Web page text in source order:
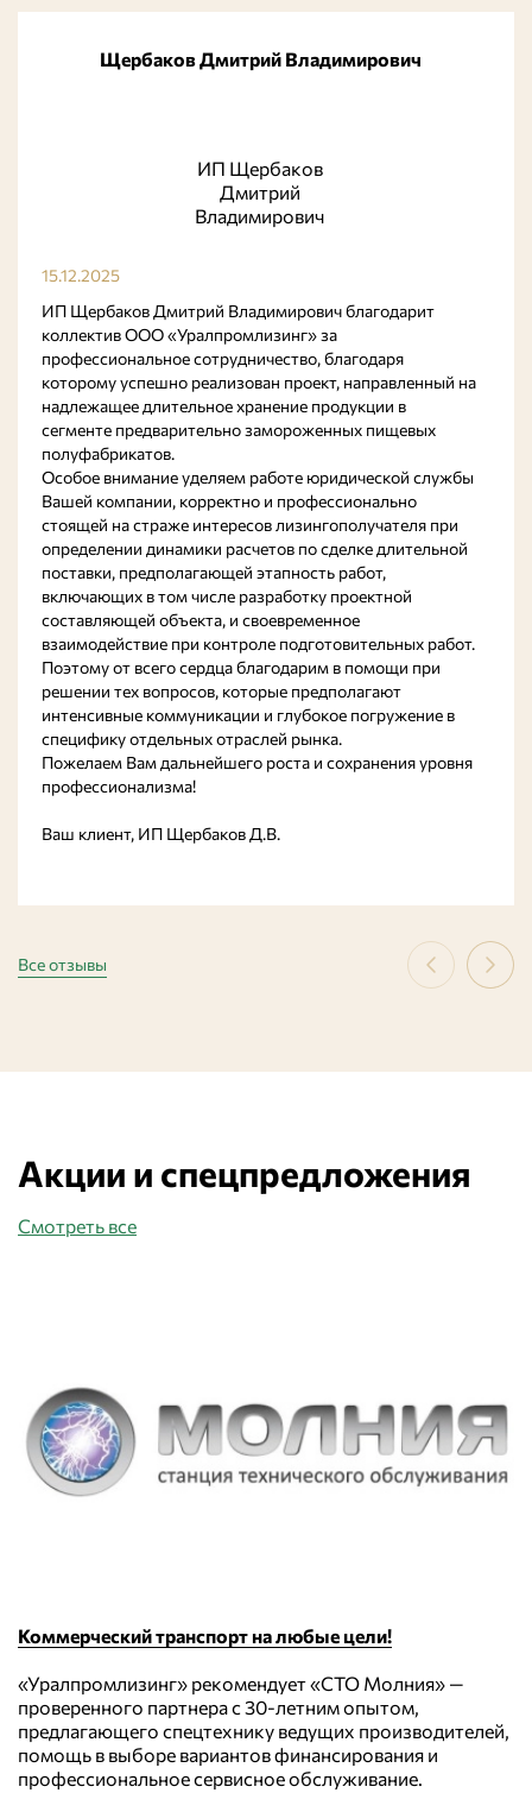
Щербаков Дмитрий Владимирович
ИП Щербаков
Дмитрий
Владимирович
15.12.2025
ИП Щербаков Дмитрий Владимирович благодарит
коллектив ООО «Уралпромлизинг» за
профессиональное сотрудничество, благодаря
которому успешно реализован проект, направленный на
надлежащее длительное хранение продукции в
сегменте предварительно замороженных пищевых
полуфабрикатов.
Особое внимание уделяем работе юридической службы
Вашей компании, корректно и профессионально
стоящей на страже интересов лизингополучателя при
определении динамики расчетов по сделке длительной
поставки, предполагающей этапность работ,
включающих в том числе разработку проектной
составляющей объекта, и своевременное
взаимодействие при контроле подготовительных работ.
Поэтому от всего сердца благодарим в помощи при
решении тех вопросов, которые предполагают
интенсивные коммуникации и глубокое погружение в
специфику отдельных отраслей рынка.
Пожелаем Вам дальнейшего роста и сохранения уровня
профессионализма!
Ваш клиент, ИП Щербаков Д.В.
Все отзывы
Акции и спецпредложения
Смотреть все
Коммерческий транспорт на любые цели!
«Уралпромлизинг» рекомендует «СТО Молния» —
проверенного партнера с 30-летним опытом,
предлагающего спецтехнику ведущих производителей,
помощь в выборе вариантов финансирования и
профессиональное сервисное обслуживание.